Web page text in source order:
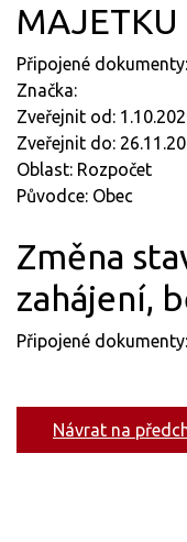
MAJETKU
Připojené dokumenty:
Značka:
Zveřejnit od:
Zveřejnit do:
Oblast: Rozpočet
Původce: Obec
Změna
zahájení,
Připojené dokumenty:
Návrat na